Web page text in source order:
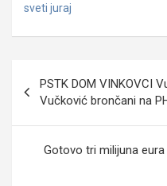
sveti juraj
objava
PSTK DOM VINKOVCI
Vučković brončani na
Gotovo tri milijuna